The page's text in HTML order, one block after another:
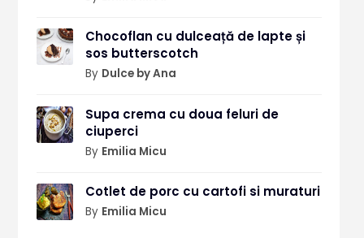
Chocoflan cu dulceață de lapte și
sos butterscotch
By Dulce by Ana
Supa crema cu doua feluri de
ciuperci
By Emilia Micu
Cotlet de porc cu cartofi si muraturi
By Emilia Micu